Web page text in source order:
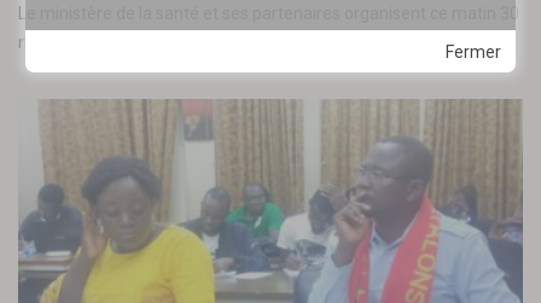
Le ministère de la santé et ses partenaires organisent ce matin 30
mars 2021, le forum national des personnes ressources,…Fermer